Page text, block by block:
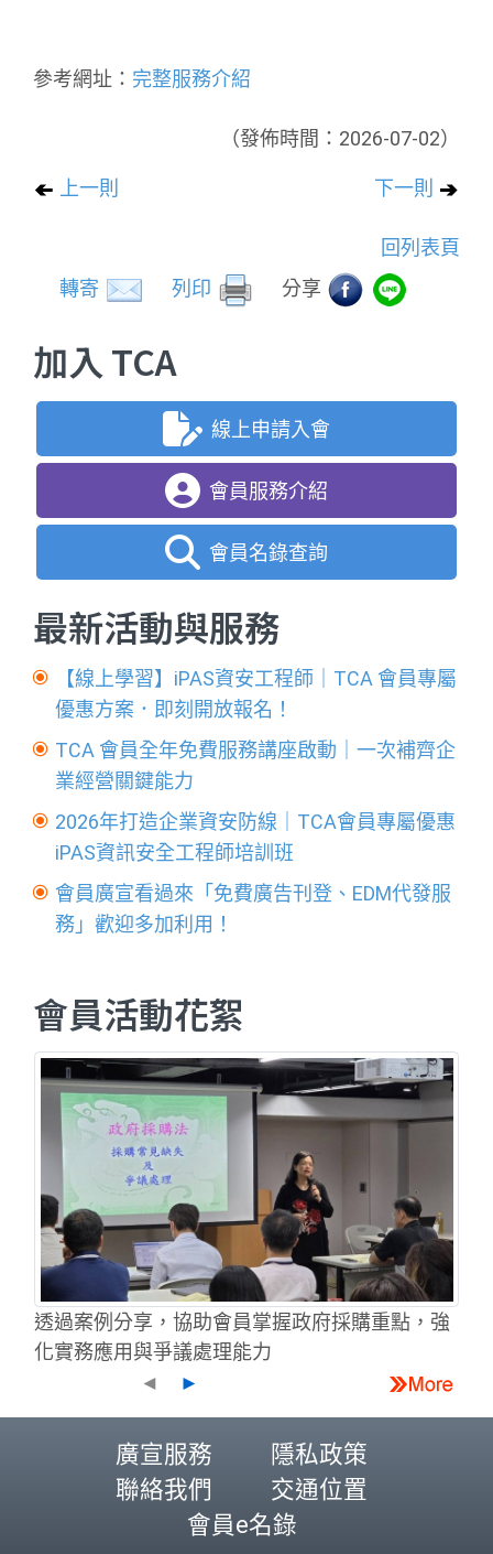
參考網址： 完整服務介紹
（發佈時間：2026-07-02）
上一則 下一則
回列表頁
轉寄
列印 分享
加入 TCA
線上申請入會
會員服務介紹
會員名錄查詢
最新活動與服務
【線上學習】iPAS資安工程師｜TCA 會員專屬
優惠方案．即刻開放報名！
TCA 會員全年免費服務講座啟動｜一次補齊企
業經營關鍵能力
2026年打造企業資安防線｜TCA會員專屬優惠
iPAS資訊安全工程師培訓班
會員廣宣看過來「免費廣告刊登、EDM代發服
務」歡迎多加利用！
會員活動花絮
透過案例分享，協助會員掌握政府採購重點，強
化實務應用與爭議處理能力
◄
►
廣宣服務
隱私政策
聯絡我們
交通位置
會員e名錄